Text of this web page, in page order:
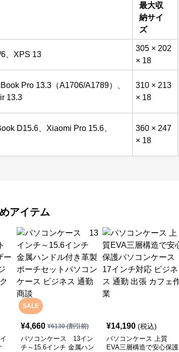
最大収
納サイ
ズ
、XPS 13
305 × 202
× 18
Pro 13.3（A1706/A1789）、
13.3
310 × 213
× 18
D15.6、Xiaomi Pro 15.6、
360 × 247
× 18
アイテム
SALE
¥4,660 ¥6130(割引前)
パソコンケース 13イン
チ～15.6インチ 金属ハン
¥14,190 (税込)
パソコンケース 上質
EVA三層構造で安心保護